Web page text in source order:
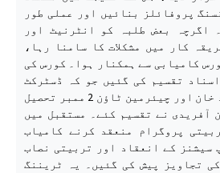
پروفائلز بنائیں اور عملی طور
اگرچہ بعض طلبہ کو انٹرنیٹ اور
کار میں مشکلات کا سامنا رہا،
کامیابی سے ہمکنار ہوا۔ کورس کی
تقسیم کی گئیں جو کہ ڈسٹرکٹ
یوتھ آفیسر محمد ساجد خان اور چیئرمین ٹاؤن 2 ممبر تحصیل
آفریدی نے تقسیم کئے۔ مستقبل میں
پروگرام منعقد کرنے کامیاب
سیشنز کے انعقاد اور تربیتی نصاب
تجاویز پیش کی گئیں۔ یہ ٹریننگ